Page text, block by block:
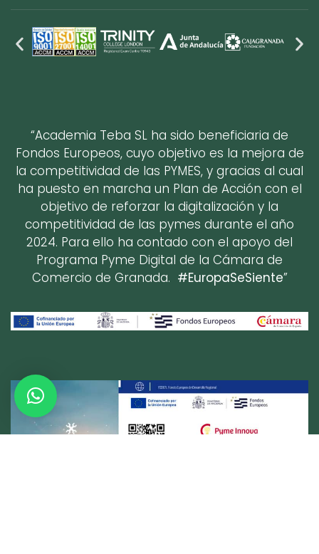
“Academia Teba SL ha sido beneficiaria de
Fondos Europeos, cuyo objetivo es la mejora de
la competitividad de las PYMES, y gracias al cual
ha puesto en marcha un Plan de Acción con el
objetivo de reforzar la digitalización y la
competitividad de las pymes durante el año
2024. Para ello ha contado con el apoyo del
Programa Pyme Digital de la Cámara de
Comercio de Granada. #EuropaSeSiente”